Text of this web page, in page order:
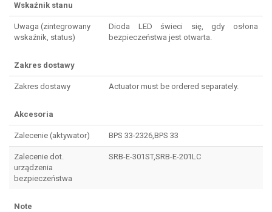
Wskaźnik stanu
Uwaga (zintegrowany
wskaźnik, status)
Dioda LED świeci się, gdy osłona
bezpieczeństwa jest otwarta.
Zakres dostawy
Zakres dostawy Actuator must be ordered separately.
Akcesoria
Zalecenie (aktywator) BPS 33-2326,BPS 33
Zalecenie dot.
urządzenia
bezpieczeństwa
SRB-E-301ST,SRB-E-201LC
Note